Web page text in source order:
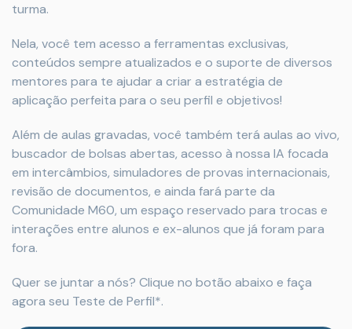
turma.
Nela, você tem acesso a ferramentas exclusivas,
conteúdos sempre atualizados e o suporte de diversos
mentores para te ajudar a criar a estratégia de
aplicação perfeita para o seu perfil e objetivos!
Além de aulas gravadas, você também terá aulas ao vivo,
buscador de bolsas abertas, acesso à nossa IA focada
em intercâmbios, simuladores de provas internacionais,
revisão de documentos, e ainda fará parte da
Comunidade M60, um espaço reservado para trocas e
interações entre alunos e ex-alunos que já foram para
fora.
Quer se juntar a nós? Clique no botão abaixo e faça
agora seu Teste de Perfil*.